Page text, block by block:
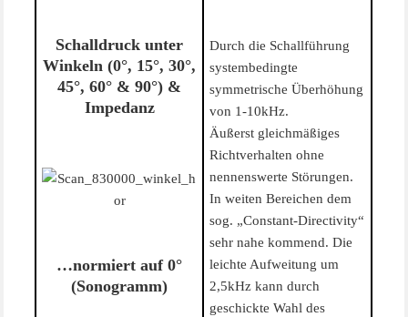
Schalldruck unter
Winkeln (0°, 15°, 30°,
45°, 60° & 90°) &
Impedanz
…normiert auf 0°
(Sonogramm)
Durch die Schallführung
systembedingte
symmetrische Überhöhung
von 1-10kHz.
Äußerst gleichmäßiges
Richtverhalten ohne
nennenswerte Störungen.
In weiten Bereichen dem
sog. „Constant-Directivity“
sehr nahe kommend. Die
leichte Aufweitung um
2,5kHz kann durch
geschickte Wahl des